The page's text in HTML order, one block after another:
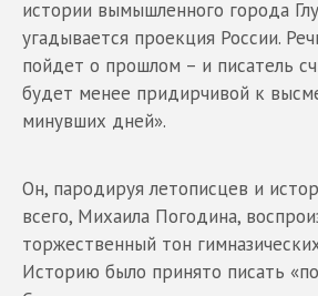
истории вымышленного города
угадывается проекция России.
пойдет о прошлом – и писатель
будет менее придирчивой к
минувших дней».
Он, пародируя летописцев и
всего, Михаила Погодина,
торжественный тон
Историю было принято писать